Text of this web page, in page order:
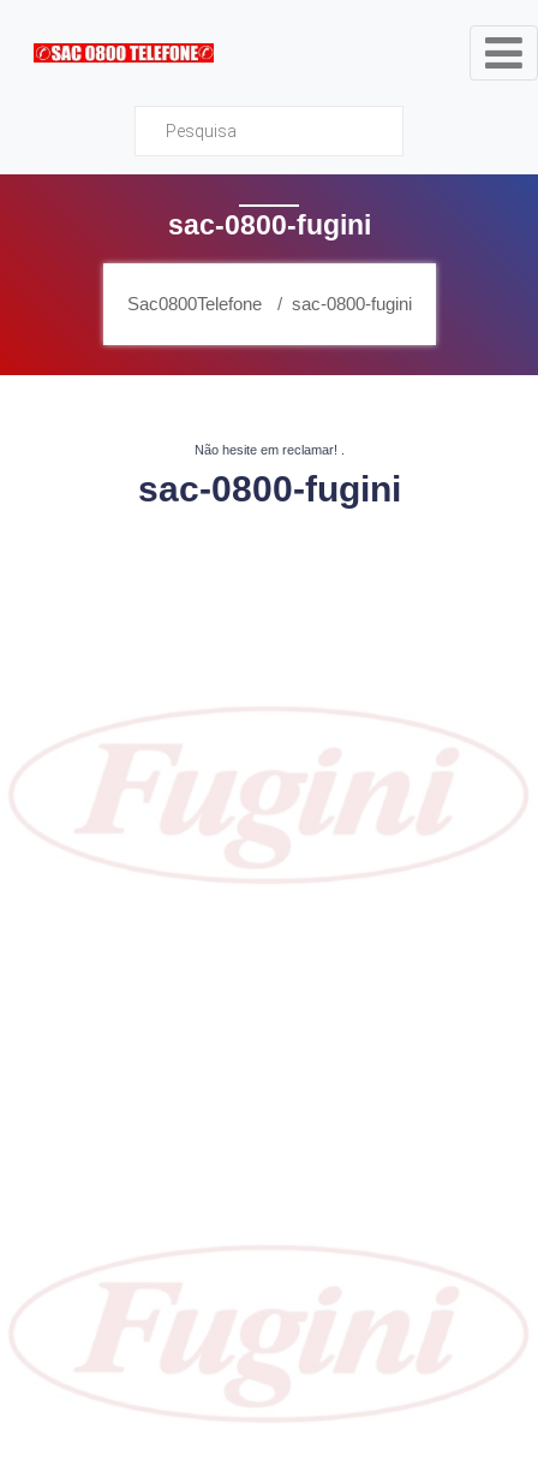
Sac0800Telefone
sac-0800-fugini
Sac0800Telefone sac-0800-fugini
Não hesite em reclamar!
sac-0800-fugini